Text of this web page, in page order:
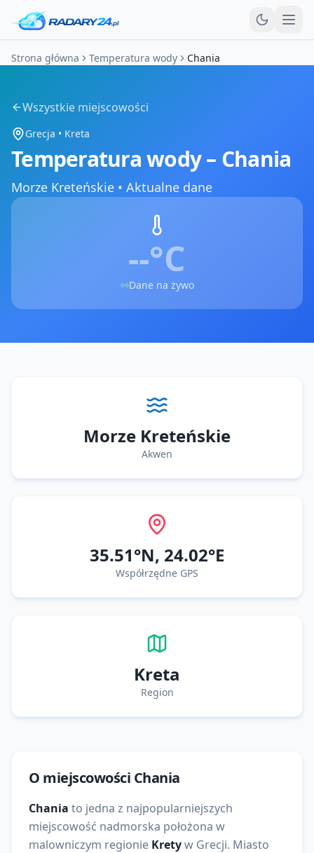
Strona główna Temperatura wody Chania
Wszystkie miejscowości
Grecja • Kreta
Temperatura wody – Chania
Morze Kreteńskie • Aktualne dane
--°C
Dane na żywo
Morze Kreteńskie
Akwen
35.51°N, 24.02°E
Współrzędne GPS
Kreta
Region
O miejscowości Chania
Chania to jedna z najpopularniejszych
miejscowość nadmorska położona w
malowniczym regionie Kretyw Grecji. Miasto